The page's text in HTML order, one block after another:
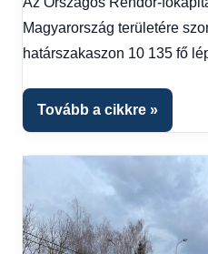
Magyarország területére
határszakaszon 10 135 fő
Tovább a cikkre